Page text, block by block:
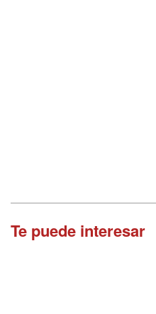
Te puede interesar